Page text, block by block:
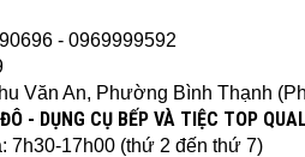
- 0969999592
Văn An, Phường Bình Thạnh
- DỤNG CỤ BẾP VÀ TIỆC TOP
7h30-17h00 (thứ 2 đến thứ 7)